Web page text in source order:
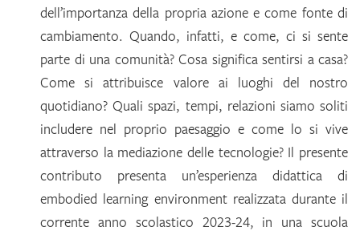
dell’importanza della propria azione e come fonte di
cambiamento. Quando, infatti, e come, ci si sente
parte di una comunità? Cosa significa sentirsi a casa?
Come si attribuisce valore ai luoghi del nostro
quotidiano? Quali spazi, tempi, relazioni siamo soliti
includere nel proprio paesaggio e come lo si vive
attraverso la mediazione delle tecnologie? Il presente
contributo presenta un’esperienza didattica di
embodied learning environment realizzata durante il
corrente anno scolastico 2023-24, in una scuola